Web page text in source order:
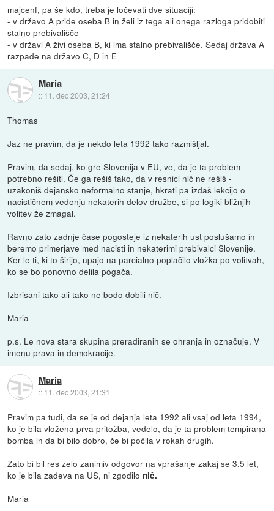
majcenf, pa še kdo, treba je ločevati dve situaciji:
- v državo A pride oseba B in želi iz tega ali onega razloga pridobiti
stalno prebivališče
- v državi A živi oseba B, ki ima stalno prebivališče. Sedaj država A
razpade na državo C, D in E
Maria
:: 11. dec 2003, 21:24
Thomas
Jaz ne pravim, da je nekdo leta 1992 tako razmišljal.
Pravim, da sedaj, ko gre Slovenija v EU, ve, da je ta problem
potrebno rešiti. Če ga rešiš tako, da v resnici nič ne rešiš -
uzakoniš dejansko neformalno stanje, hkrati pa izdaš lekcijo o
nacističnem vedenju nekaterih delov družbe, si po logiki bližnjih
volitev že zmagal.
Ravno zato zadnje čase pogosteje iz nekaterih ust poslušamo in
beremo primerjave med nacisti in nekaterimi prebivalci Slovenije.
Ker le ti, ki to širijo, upajo na parcialno poplačilo vložka po volitvah,
ko se bo ponovno delila pogača.
Izbrisani tako ali tako ne bodo dobili nič.
Maria
p.s. Le nova stara skupina preradiranih se ohranja in označuje. V
imenu prava in demokracije.
Maria
:: 11. dec 2003, 21:31
Pravim pa tudi, da se je od dejanja leta 1992 ali vsaj od leta 1994,
ko je bila vložena prva pritožba, vedelo, da je ta problem tempirana
bomba in da bi bilo dobro, če bi počila v rokah drugih.
Zato bi bil res zelo zanimiv odgovor na vprašanje zakaj se 3,5 let,
ko je bila zadeva na US, ni zgodilonič.
Maria